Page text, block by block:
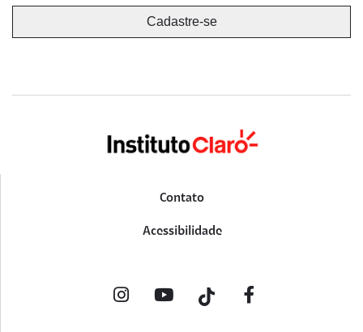
Contato
Acessibilidade